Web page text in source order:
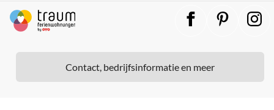
Contact, bedrijfsinformatie en meer